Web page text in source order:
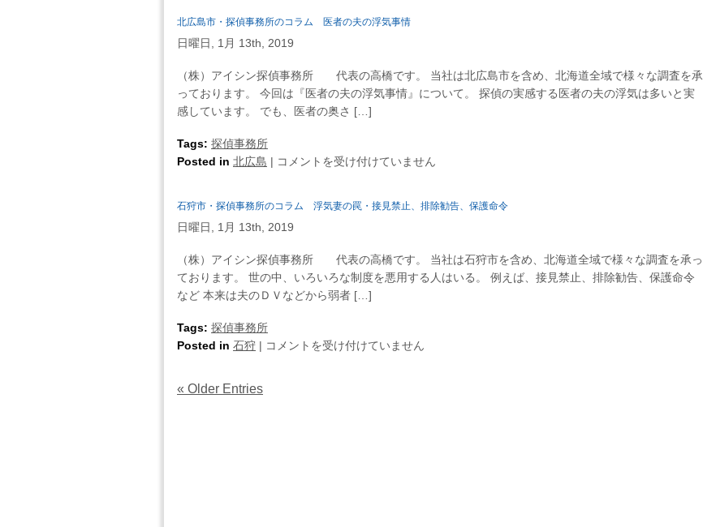
は
隣
の
の
娘
さ
が
結
す
る
と
に
な
た
ん
探
偵
務
所
の
探
偵
見
た・・・
は
北広島市・探偵事務所のコラム 医者の夫の浮気事情
日曜日, 1月 13th, 2019
（株）アイシン探偵事務所 代表の高橋です。 当社は北広島市を含め、北海道全域で様々な調査を承
っております。 今回は『医者の夫の浮気事情』について。 探偵の実感する医者の夫の浮気は多いと実
感しています。 でも、医者の奥さ […]
Tags: 探偵事務所
Posted in 北広島 | 北
市・
探
事
務
所
コ
コメントを受け付けていません
石狩市・探偵事務所のコラム 浮気妻の罠・接見禁止、排除勧告、保護命令
日曜日, 1月 13th, 2019
（株）アイシン探偵事務所 代表の高橋です。 当社は石狩市を含め、北海道全域で様々な調査を承っ
ております。 世の中、いろいろな制度を悪用する人はいる。 例えば、接見禁止、排除勧告、保護命令
など 本来は夫のＤＶなどから弱者 […]
Tags: 探偵事務所
Posted in 石狩 | 石
コメントを受け付けていません
« Older Entries